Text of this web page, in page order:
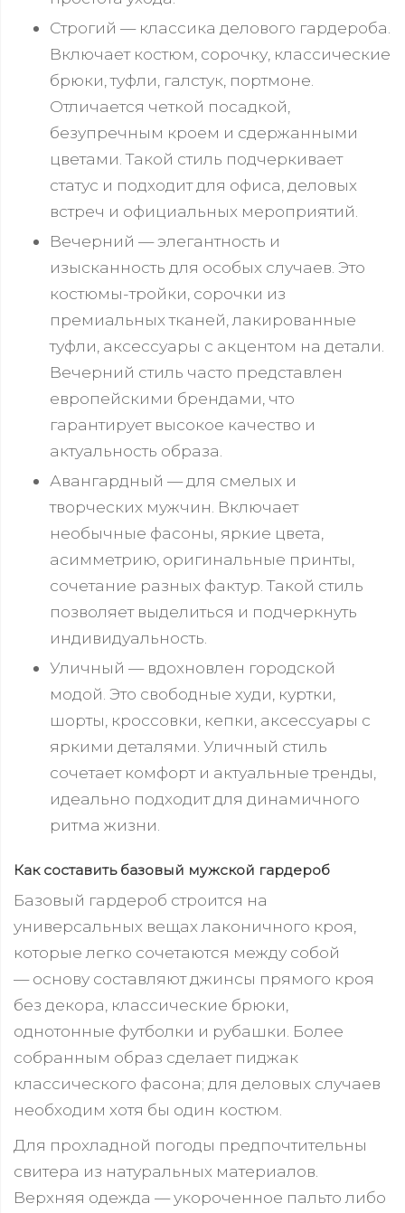
Строгий — классика делового гардероба.
Включает костюм, сорочку, классические
брюки, туфли, галстук, портмоне.
Отличается четкой посадкой,
безупречным кроем и сдержанными
цветами. Такой стиль подчеркивает
статус и подходит для офиса, деловых
встреч и официальных мероприятий.
Вечерний — элегантность и
изысканность для особых случаев. Это
костюмы-тройки, сорочки из
премиальных тканей, лакированные
туфли, аксессуары с акцентом на детали.
Вечерний стиль часто представлен
европейскими брендами, что
гарантирует высокое качество и
актуальность образа.
Авангардный — для смелых и
творческих мужчин. Включает
необычные фасоны, яркие цвета,
асимметрию, оригинальные принты,
сочетание разных фактур. Такой стиль
позволяет выделиться и подчеркнуть
индивидуальность.
Уличный — вдохновлен городской
модой. Это свободные худи, куртки,
шорты, кроссовки, кепки, аксессуары с
яркими деталями. Уличный стиль
сочетает комфорт и актуальные тренды,
идеально подходит для динамичного
ритма жизни.
Как составить базовый мужской гардероб
Базовый гардероб строится на
универсальных вещах лаконичного кроя,
которые легко сочетаются между собой
— основу составляют джинсы прямого кроя
без декора, классические брюки,
однотонные футболки и рубашки. Более
собранным образ сделает пиджак
классического фасона; для деловых случаев
необходим хотя бы один костюм.
Для прохладной погоды предпочтительны
свитера из натуральных материалов.
Верхняя одежда — укороченное пальто либо